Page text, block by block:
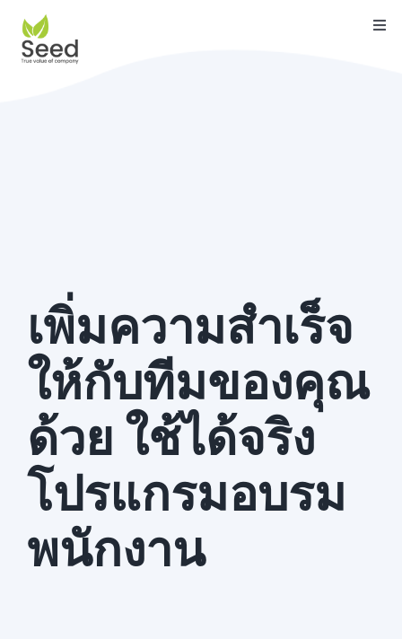
content
หน้าแรก
คู่มือ
ดาวน์โหลด
สมัครใช้บริการ
เพิ่มความสำเร็จ
ให้กับทีมของคุณ
ด้วย ใช้ได้จริง
โปรแกรมอบรม
พนักงาน